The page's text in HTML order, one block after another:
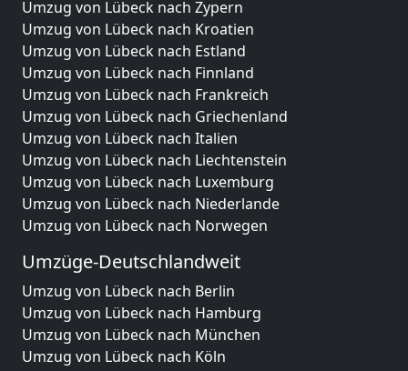
Umzug von Lübeck nach Zypern
Umzug von Lübeck nach Kroatien
Umzug von Lübeck nach Estland
Umzug von Lübeck nach Finnland
Umzug von Lübeck nach Frankreich
Umzug von Lübeck nach Griechenland
Umzug von Lübeck nach Italien
Umzug von Lübeck nach Liechtenstein
Umzug von Lübeck nach Luxemburg
Umzug von Lübeck nach Niederlande
Umzug von Lübeck nach Norwegen
Umzüge-Deutschlandweit
Umzug von Lübeck nach Berlin
Umzug von Lübeck nach Hamburg
Umzug von Lübeck nach München
Umzug von Lübeck nach Köln